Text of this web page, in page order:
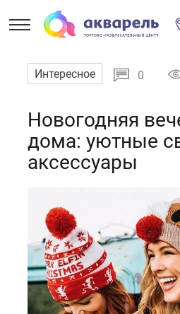
Интересное 0
Новогодняя
дома: уютные
аксессуары